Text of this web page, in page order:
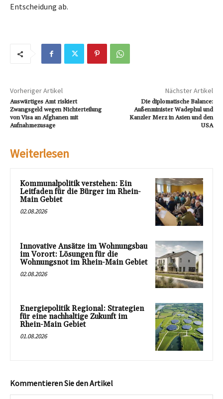
Entscheidung ab.
Vorheriger Artikel
Auswärtiges Amt riskiert
Zwangsgeld wegen Nichterteilung
von Visa an Afghanen mit
Aufnahmezusage
Nächster Artikel
Die diplomatische Balance:
Außenminister Wadephul und
Kanzler Merz in Asien und den
USA
Weiterlesen
Kommunalpolitik verstehen: Ein
Leitfaden für die Bürger im Rhein-
Main Gebiet
02.08.2026
Innovative Ansätze im Wohnungsbau
im Vorort: Lösungen für die
Wohnungsnot im Rhein-Main Gebiet
02.08.2026
Energiepolitik Regional: Strategien
für eine nachhaltige Zukunft im
Rhein-Main Gebiet
01.08.2026
Kommentieren Sie den Artikel